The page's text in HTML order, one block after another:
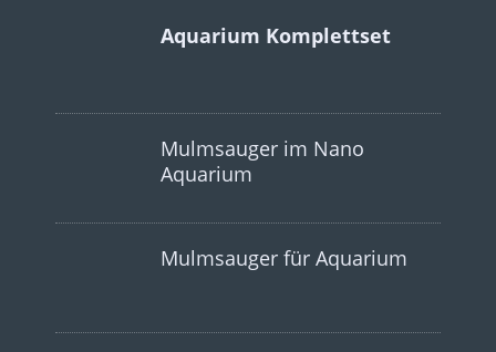
Aquarium Komplettset
Mulmsauger im Nano
Aquarium
Mulmsauger für Aquarium